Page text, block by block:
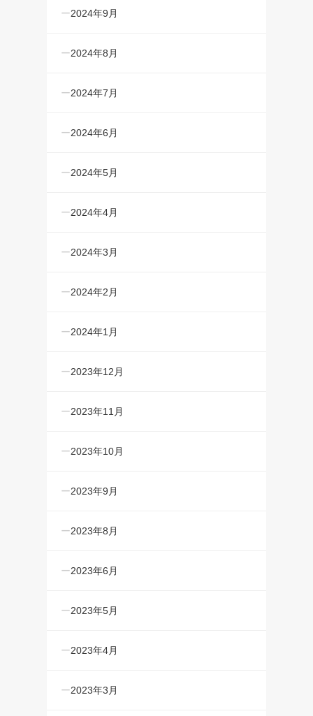
2024年9月
2024年8月
2024年7月
2024年6月
2024年5月
2024年4月
2024年3月
2024年2月
2024年1月
2023年12月
2023年11月
2023年10月
2023年9月
2023年8月
2023年6月
2023年5月
2023年4月
2023年3月